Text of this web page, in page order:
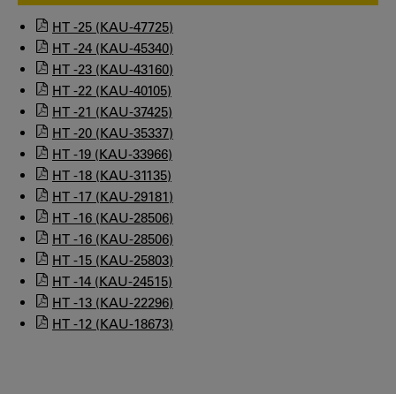
HT -25 (KAU-47725)
HT -24 (KAU-45340)
HT -23 (KAU-43160)
HT -22 (KAU-40105)
HT -21 (KAU-37425)
HT -20 (KAU-35337)
HT -19 (KAU-33966)
HT -18 (KAU-31135)
HT -17 (KAU-29181)
HT -16 (KAU-28506)
HT -16 (KAU-28506)
HT -15 (KAU-25803)
HT -14 (KAU-24515)
HT -13 (KAU-22296)
HT -12 (KAU-18673)